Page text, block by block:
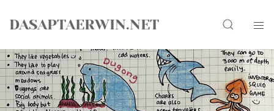
DASAPTAERWIN.NET Search